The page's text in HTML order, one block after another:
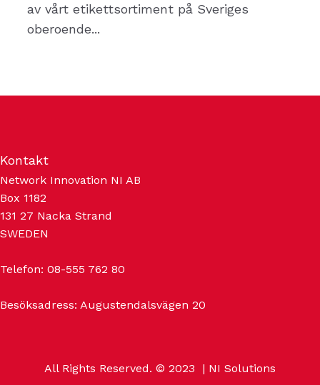
av vårt etikettsortiment på Sveriges
oberoende...
Kontakt
Network Innovation NI AB
Box 1182
131 27 Nacka Strand
SWEDEN
Telefon: 08-555 762 80
Besöksadress: Augustendalsvägen 20
All Rights Reserved. © 2023 | NI Solutions